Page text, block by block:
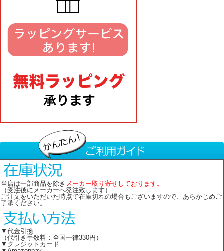
当店は一部商品を除き メーカー取り寄せしております。
（受注後にメーカーへ発注致します）
ご注文をいただいた時点で在庫切れの場合もございますので、あらかじめご
了承ください。
▼代金引換
（代引き手数料：全国一律330円）
▼クレジットカード